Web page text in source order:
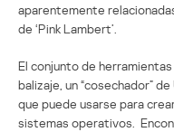
aparentemente
de ‘Pink Lambert’.
El conjunto de
balizaje, un “cosechador”
que puede usarse para
sistemas operativos.